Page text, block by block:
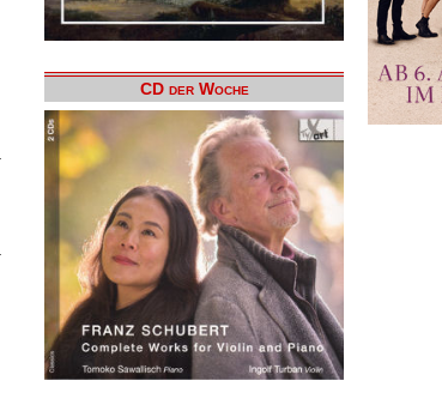
CD der Woche